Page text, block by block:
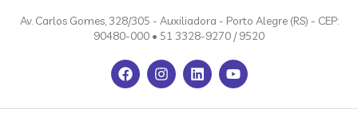
Av. Carlos Gomes, 328/305 - Auxiliadora - Porto Alegre (RS) - CEP:
90480-000 • 51 3328-9270 / 9520